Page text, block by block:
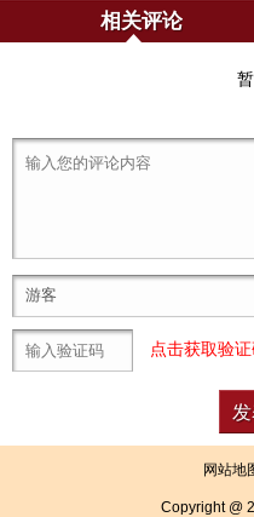
相关评论
点击获取验
网站地
Copyright @